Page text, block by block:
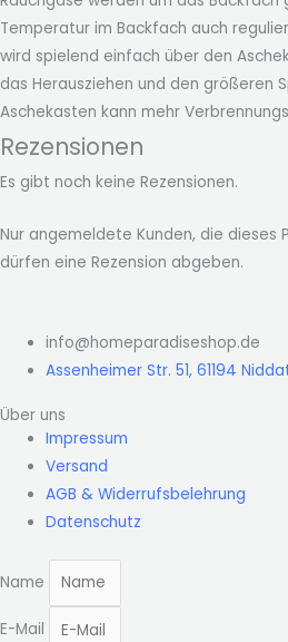
Temperatur im Backfach auch
wird spielend einfach über den
das Herausziehen und den größeren
Aschekasten kann mehr
Rezensionen
Es gibt noch keine Rezensionen.
Nur angemeldete Kunden, die dieses
dürfen eine Rezension abgeben.
info@homeparadiseshop.de
Assenheimer Str. 51, 61194
Über uns
Impressum
Versand
AGB & Widerrufsbelehrung
Datenschutz
Name
E-Mail